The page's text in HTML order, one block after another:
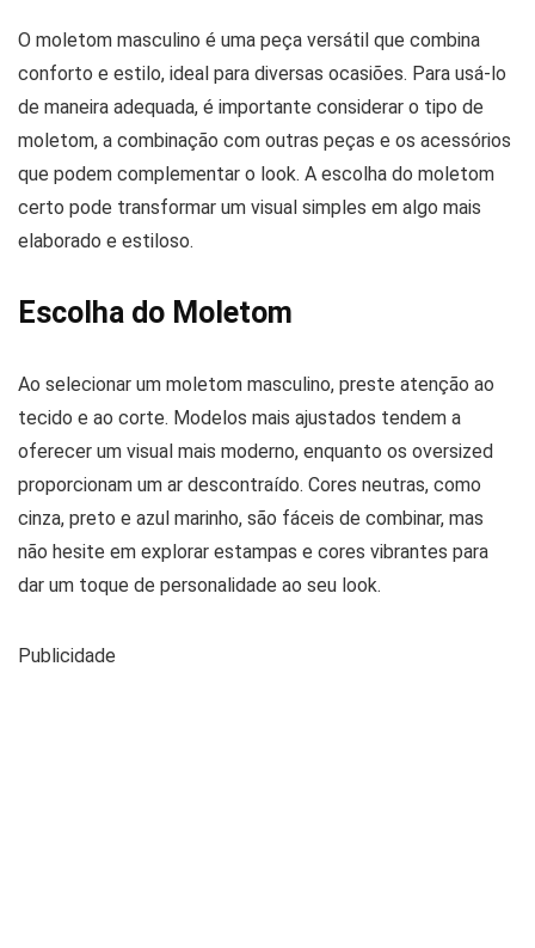
O moletom masculino é uma peça versátil que combina
conforto e estilo, ideal para diversas ocasiões. Para usá-lo
de maneira adequada, é importante considerar o tipo de
moletom, a combinação com outras peças e os acessórios
que podem complementar o look. A escolha do moletom
certo pode transformar um visual simples em algo mais
elaborado e estiloso.
Escolha do Moletom
Ao selecionar um moletom masculino, preste atenção ao
tecido e ao corte. Modelos mais ajustados tendem a
oferecer um visual mais moderno, enquanto os oversized
proporcionam um ar descontraído. Cores neutras, como
cinza, preto e azul marinho, são fáceis de combinar, mas
não hesite em explorar estampas e cores vibrantes para
dar um toque de personalidade ao seu look.
Publicidade